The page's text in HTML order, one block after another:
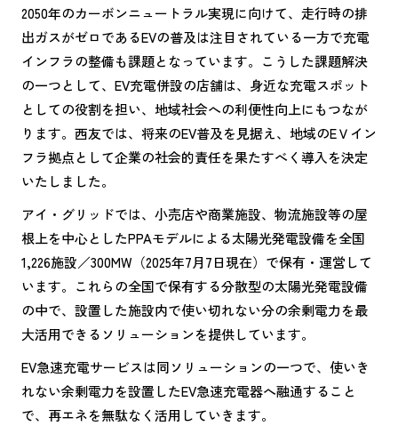
2050年のカーボンニュートラル実現に向けて、走行時の排
出ガスがゼロであるEVの普及は注目されている一方で充電
インフラの整備も課題となっています。こうした課題解決
の一つとして、EV充電併設の店舗は、身近な充電スポット
としての役割を担い、地域社会への利便性向上にもつなが
ります。西友では、将来のEV普及を見据え、地域のEＶイン
フラ拠点として企業の社会的責任を果たすべく導入を決定
いたしました。
アイ・グリッドでは、小売店や商業施設、物流施設等の屋
根上を中心としたPPAモデルによる太陽光発電設備を全国
1,226施設／300MW（2025年7月7日現在）で保有・運営して
います。これらの全国で保有する分散型の太陽光発電設備
の中で、設置した施設内で使い切れない分の余剰電力を最
大活用できるソリューションを提供しています。
EV急速充電サービスは同ソリューションの一つで、使いき
れない余剰電力を設置したEV急速充電器へ融通すること
で、再エネを無駄なく活用していきます。